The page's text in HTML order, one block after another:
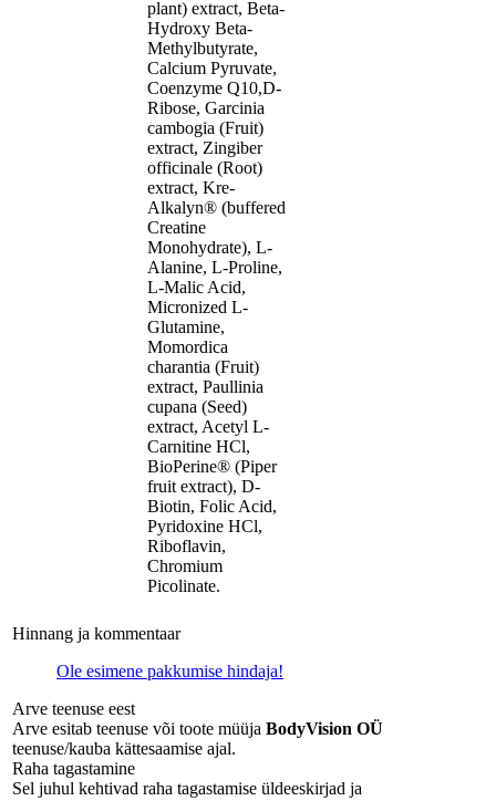
plant) extract, Beta-
Hydroxy Beta-
Methylbutyrate,
Calcium Pyruvate,
Coenzyme Q10,D-
Ribose, Garcinia
cambogia (Fruit)
extract, Zingiber
officinale (Root)
extract, Kre-
Alkalyn® (buffered
Creatine
Monohydrate), L-
Alanine, L-Proline,
L-Malic Acid,
Micronized L-
Glutamine,
Momordica
charantia (Fruit)
extract, Paullinia
cupana (Seed)
extract, Acetyl L-
Carnitine HCl,
BioPerine® (Piper
fruit extract), D-
Biotin, Folic Acid,
Pyridoxine HCl,
Riboflavin,
Chromium
Picolinate.
Hinnang ja kommentaar
Ole esimene pakkumise hindaja!
Arve teenuse eest
Arve esitab teenuse või toote müüja BodyVision OÜ
teenuse/kauba kättesaamise ajal.
Raha tagastamine
Sel juhul kehtivad raha tagastamise üldeeskirjad ja